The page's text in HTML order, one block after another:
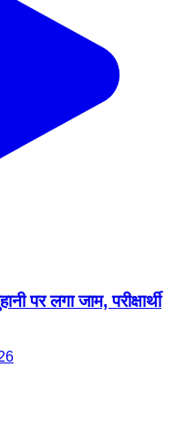
पर लगा जाम, परीक्षार्थी